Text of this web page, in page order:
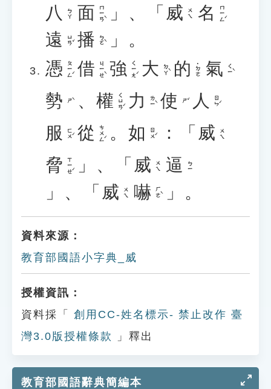
八 ㄅㄚ 面 ㄇㄧㄢˋ 」、「 威 ㄨㄟ 名 ㄇㄧㄥˊ
遠 ㄩㄢˇ 播 ㄅㄛˋ
」。
憑 ㄆㄧㄥˊ 借 ㄐㄧㄝˋ 強 ㄑㄧㄤˊ 大 ㄉㄚˋ 的 ˙ㄉㄜ 氣 ㄑㄧˋ
勢 ㄕˋ 、 權 ㄑㄩㄢˊ 力 ㄌㄧˋ 使 ㄕˇ 人 ㄖㄣˊ
服 ㄈㄨˊ 從 ㄘㄨㄥˊ 。 如 ㄖㄨˊ ：「 威 ㄨㄟ
脅 ㄒㄧㄝˊ 」、「 威 ㄨㄟ 逼 ㄅㄧ
」、「 威 ㄨㄟ 嚇 ㄏㄜˋ 」。
資料來源：
教育部國語小字典_威
授權資訊：
資料採「
創用CC-姓名標示- 禁止改作 臺
灣3.0版授權條款
」釋出
教育部國語辭典簡編本